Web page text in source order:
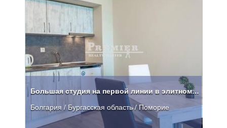
Большая студия на первой линии в элитном комплексе в Поморие
Болгария / Бургасская область / Поморие